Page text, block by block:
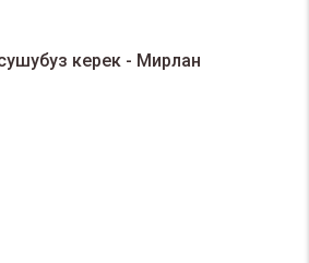
керек - Мирлан